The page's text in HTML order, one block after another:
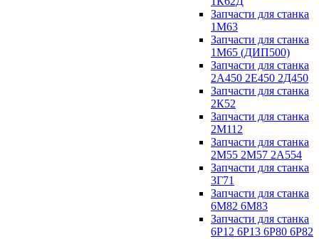
Запчасти для станка
1М63
Запчасти для станка
1М65 (ДИП500)
Запчасти для станка
2А450 2Е450 2Д450
Запчасти для станка
2К52
Запчасти для станка
2М112
Запчасти для станка
2М55 2М57 2А554
Запчасти для станка
3Г71
Запчасти для станка
6М82 6М83
Запчасти для станка
6Р12 6Р13 6Р80 6Р82